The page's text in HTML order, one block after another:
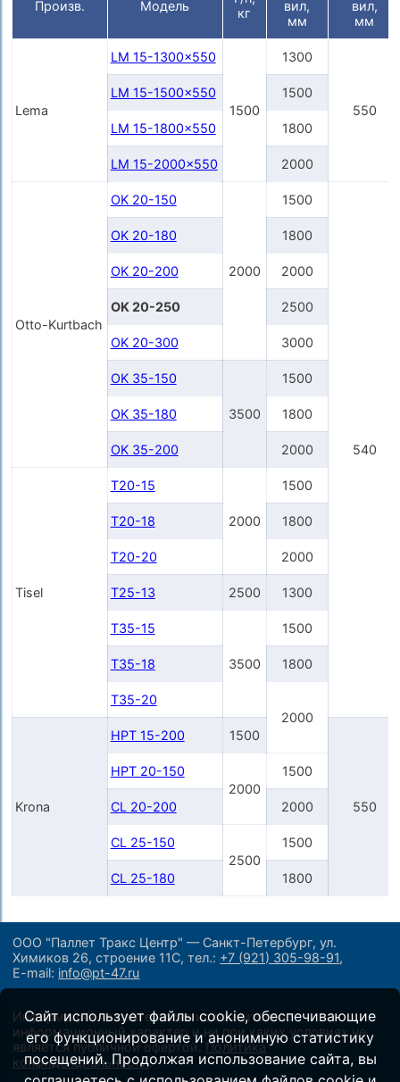
Произв. Модель
кг
вил,
мм
вил,
мм
Lema
LM 15-1300x550
1500
1300
550
LM 15-1500x550 1500
LM 15-1800x550 1800
LM 15-2000x550 2000
Otto-Kurtbach
OK 20-150
2000
1500
540
OK 20-180 1800
OK 20-200 2000
OK 20-250 2500
OK 20-300 3000
OK 35-150
3500
1500
OK 35-180 1800
OK 35-200 2000
Tisel
T20-15
2000
1500
T20-18 1800
T20-20 2000
T25-13 2500 1300
T35-15
3500
1500
T35-18 1800
T35-20
2000
Krona
HPT 15-200 1500
550
HPT 20-150
2000
1500
CL 20-200 2000
CL 25-150
2500
1500
CL 25-180 1800
ООО "Паллет Тракс Центр" — Санкт-Петербург, ул.
Химиков 26, строение 11С,тел.: +7 (921) 305-98-91,
E-mail: info@pt-47.ru
Информация на сайте носит исключительно
информационный характер и ни при каких условиях не
является публичной офертой. Политика
конфиденциальности.
Сайт использует файлы cookie, обеспечивающие
его функционирование и анонимную статистику
посещений. Продолжая использование сайта, вы